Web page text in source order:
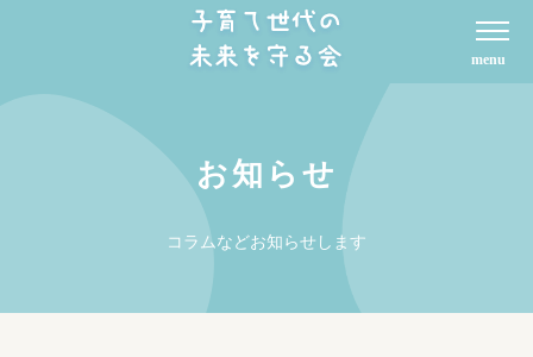
お知らせ
コラムなどお知らせします